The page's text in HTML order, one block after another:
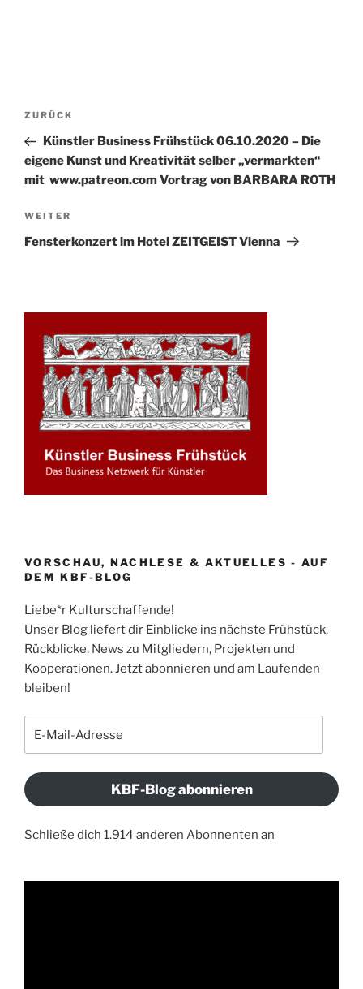
Beitrags-
Vorheriger
Beitrag
ZURÜCK
Künstler Business Frühstück 06.10.2020 – Die
eigene Kunst und Kreativität selber „vermarkten“
mit www.patreon.com Vortrag von BARBARA ROTH
Nächster
Beitrag
WEITER
Fensterkonzert im Hotel ZEITGEIST Vienna
VORSCHAU, NACHLESE & AKTUELLES - AUF
DEM KBF-BLOG
Liebe*r Kulturschaffende!
Unser Blog liefert dir Einblicke ins nächste Frühstück,
Rückblicke, News zu Mitgliedern, Projekten und
Kooperationen. Jetzt abonnieren und am Laufenden
bleiben!
Mail-
KBF-Blog abonnieren
Schließe dich 1.914 anderen Abonnenten an